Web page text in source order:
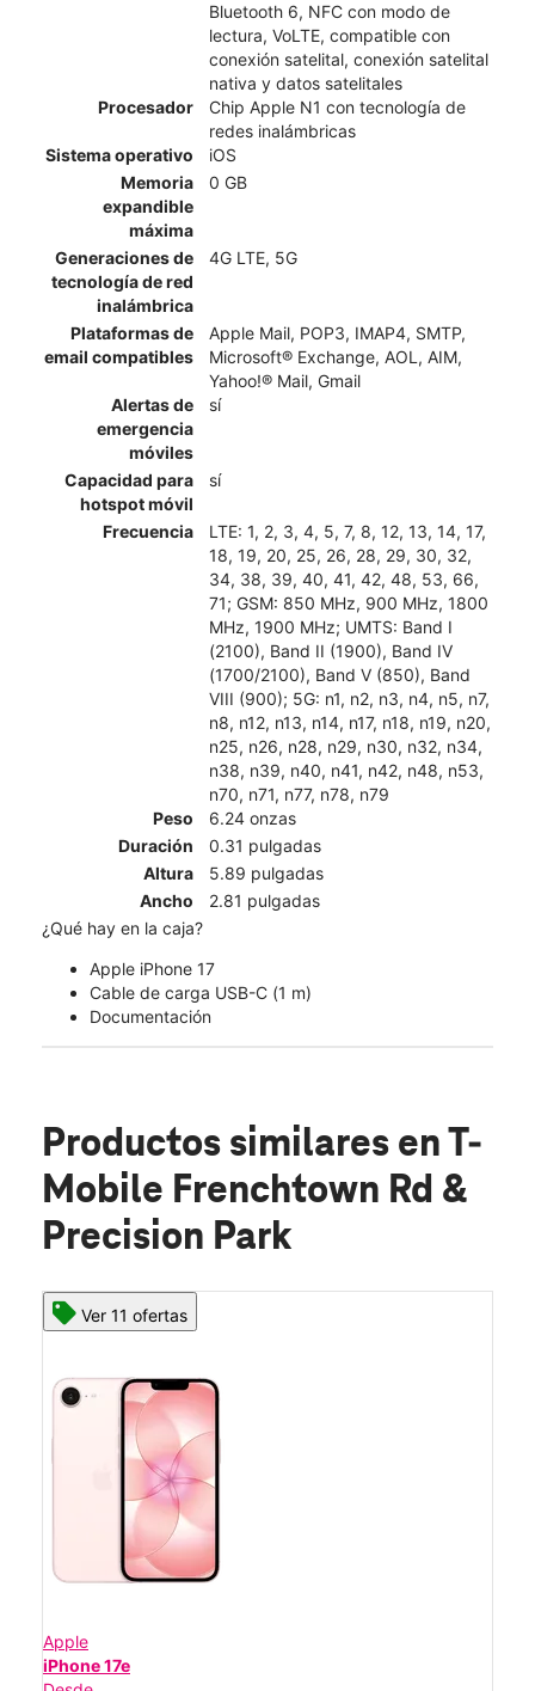
Bluetooth 6, NFC con modo de
lectura, VoLTE, compatible con
conexión satelital, conexión satelital
nativa y datos satelitales
Procesador
Chip Apple N1 con tecnología de
redes inalámbricas
Sistema operativo
iOS
Memoria
expandible
máxima
0 GB
Generaciones de
tecnología de red
inalámbrica
4G LTE, 5G
Plataformas de
email compatibles
Apple Mail, POP3, IMAP4, SMTP,
Microsoft® Exchange, AOL, AIM,
Yahoo!® Mail, Gmail
Alertas de
emergencia
móviles
sí
Capacidad para
hotspot móvil
sí
Frecuencia
LTE: 1, 2, 3, 4, 5, 7, 8, 12, 13, 14, 17,
18, 19, 20, 25, 26, 28, 29, 30, 32,
34, 38, 39, 40, 41, 42, 48, 53, 66,
71; GSM: 850 MHz, 900 MHz, 1800
MHz, 1900 MHz; UMTS: Band I
(2100), Band II (1900), Band IV
(1700/2100), Band V (850), Band
VIII (900); 5G: n1, n2, n3, n4, n5, n7,
n8, n12, n13, n14, n17, n18, n19, n20,
n25, n26, n28, n29, n30, n32, n34,
n38, n39, n40, n41, n42, n48, n53,
n70, n71, n77, n78, n79
Peso
6.24 onzas
Duración
0.31 pulgadas
Altura
5.89 pulgadas
Ancho
2.81 pulgadas
¿Qué hay en la caja?
Apple iPhone 17
Cable de carga USB-C (1 m)
Documentación
Productos similares en T-
Mobile Frenchtown Rd &
Precision Park
Ver 11 ofertas
Apple
iPhone 17e